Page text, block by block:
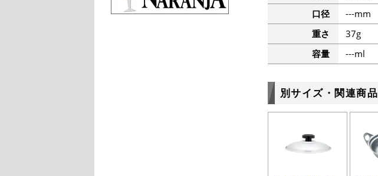
口径
---mm
重さ
37g
容量
---ml
別サイズ・関連商品